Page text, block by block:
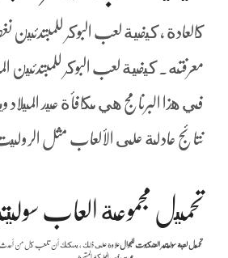
كالعادة ، كيفية لعب البوكر
معرفته. كيفية لعب البوكر للمبتدئين
في هذا البرنامج هي مكافأة عيد الميلاد
نتائج عادلة على الألعاب مثل
تحميل مجموعة العاب
تحميل لعبة سوليتير العنكبوت للجوالعلاوة على ذلك ، يمكنك أن تلعب كل من أحدث